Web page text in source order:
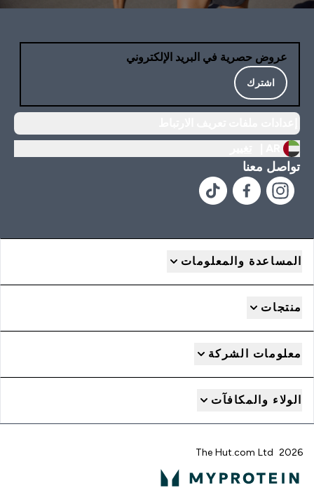
عروض حصرية في البريد الإلكتروني
اشترك
تواصل معنا
المساعدة والمعلومات
منتجات
معلومات الشركة
الولاء والمكافآت
2026 The Hut.com Ltd